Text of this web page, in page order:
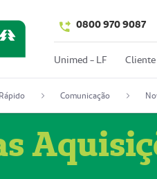
0800 970 9087
Unimed - LF Cliente
Comunicação